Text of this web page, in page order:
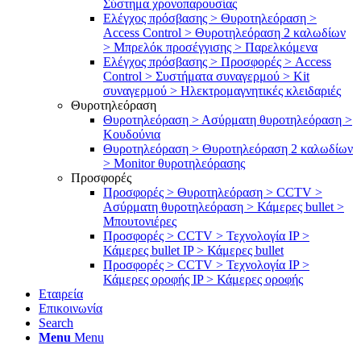
Σύστημα χρονοπαρουσίας
Ελέγχος πρόσβασης > Θυροτηλεόραση >
Access Control > Θυροτηλεόραση 2 καλωδίων
> Μπρελόκ προσέγγισης > Παρελκόμενα
Ελέγχος πρόσβασης > Προσφορές > Access
Control > Συστήματα συναγερμού > Kit
συναγερμού > Ηλεκτρομαγνητικές κλειδαριές
Θυροτηλεόραση
Θυροτηλεόραση > Ασύρματη θυροτηλεόραση >
Κουδούνια
Θυροτηλεόραση > Θυροτηλεόραση 2 καλωδίων
> Μonitor θυροτηλεόρασης
Προσφορές
Προσφορές > Θυροτηλεόραση > CCTV >
Ασύρματη θυροτηλεόραση > Κάμερες bullet >
Μπουτονιέρες
Προσφορές > CCTV > Τεχνολογία IP >
Κάμερες bullet IP > Κάμερες bullet
Προσφορές > CCTV > Τεχνολογία IP >
Κάμερες οροφής IP > Κάμερες οροφής
Εταιρεία
Επικοινωνία
Search
Menu Menu